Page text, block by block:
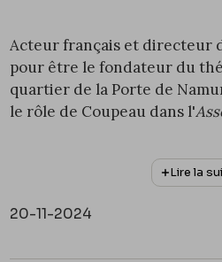
Acteur français et directeur
pour être le fondateur du
quartier de la Porte de
le rôle de Coupeau dans l'
l'occasion photographié par
Nadar (1820-1910) le 15 mai
Il est enterré au cimetière
Lire la
20-11-2024